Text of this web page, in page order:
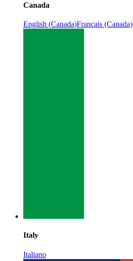
Canada
English (Canada)Français (Canada)
Italy
Italiano